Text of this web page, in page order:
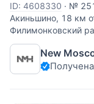
ID: 4608330 · №
Акиньшино, 18 км
Филимонковский
ухоженный
огорожен
зимнего
New